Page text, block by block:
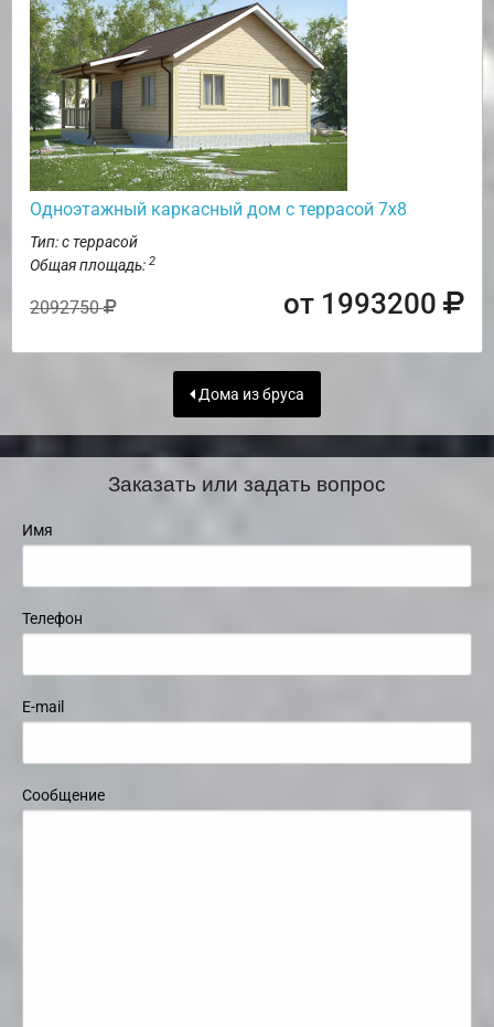
Одноэтажный каркасный дом с террасой 7х8
Тип: с террасой
Общая площадь: 2
2092750 от 1993200
Дома из бруса
Заказать или задать вопрос
Имя
Телефон
E-mail
Сообщение